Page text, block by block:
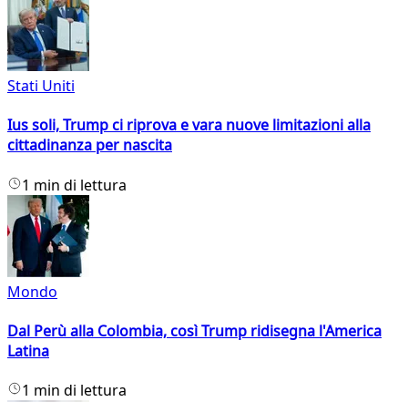
Stati Uniti
Ius soli, Trump ci riprova e vara nuove limitazioni alla
cittadinanza per nascita
1 min di lettura
Mondo
Dal Perù alla Colombia, così Trump ridisegna l'America
Latina
1 min di lettura